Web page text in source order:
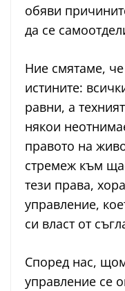
обяви
да се
Ние смятаме,
истините:
равни, а
някои
правото на
стремеж към
тези права,
управление,
си власт от
Според нас,
управление се